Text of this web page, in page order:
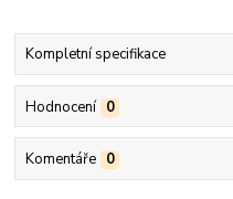
Kompletní specifikace
Hodnocení 0
Komentáře 0